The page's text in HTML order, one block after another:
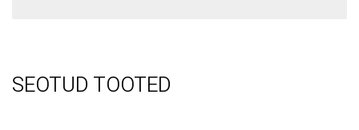
SEOTUD TOOTED